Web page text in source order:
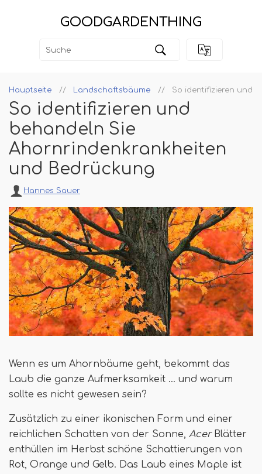
GOODGARDENTHING
Hauptseite Landschaftsbäume So identifizieren und
So identifizieren und
behandeln Sie
Ahornrindenkrankheiten
und Bedrückung
Hannes Sauer
Wenn es um Ahornbäume geht, bekommt das
Laub die ganze Aufmerksamkeit ... und warum
sollte es nicht gewesen sein?
Zusätzlich zu einer ikonischen Form und einer
reichlichen Schatten von der Sonne, AcerBlätter
enthüllen im Herbst schöne Schattierungen von
Rot, Orange und Gelb. Das Laub eines Maple ist